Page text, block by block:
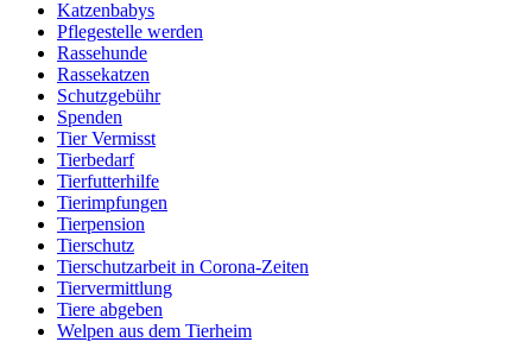
Katzenbabys
Pflegestelle werden
Rassehunde
Rassekatzen
Schutzgebühr
Spenden
Tier Vermisst
Tierbedarf
Tierfutterhilfe
Tierimpfungen
Tierpension
Tierschutz
Tierschutzarbeit in Corona-Zeiten
Tiervermittlung
Tiere abgeben
Welpen aus dem Tierheim